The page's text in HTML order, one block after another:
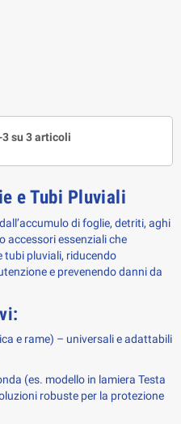
su 3 articoli
e Tubi Pluviali
di foglie, detriti, aghi
accessori essenziali che
tubi pluviali, riducendo
e prevenendo danni da
e rame) – universali e adattabili
(es. modello in lamiera Testa
robuste per la protezione